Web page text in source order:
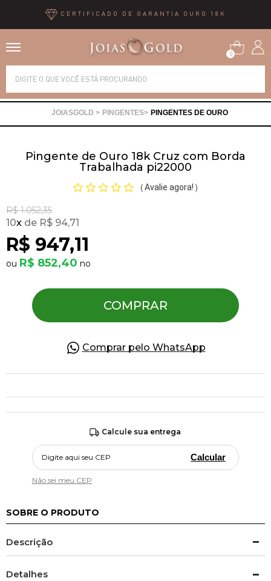
CERTIFICADO DE GARANTIA OURO 18K
0
PINGENTES PINGENTES DE OURO
Pingente de Ouro 18k Cruz com Borda
Trabalhada pi22000
( Avalie agora! )
R$ 1.052,35
R$ 947,11
10x R$ 94,71
R$ 852,40
COMPRAR
Comprar pelo WhatsApp
Calcule sua entrega
Calcular
Não sei meu CEP
SOBRE O PRODUTO
Descrição
Detalhes
Alianças
Brincos
Pingentes
OFERTAS